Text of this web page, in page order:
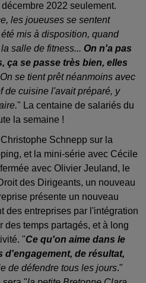
2022 seulement.
les joueuses se sentent
mis à disposition, quand
salle de fitness... On n'a pas
ça se passe très bien, elles
On se tient prêt néanmoins avec
de cuisine l'avait préparé, y
" La centaine de salariés du
la semaine !
Schnepp sur la
et la mini-série avec Cécile
avec Olivier Jeuland, le
des Dirigeants, un nouveau
présente un nouveau
des entreprises par l'intégration
des temps partagés, et à long
"Ce qu'on aime dans le
d'engagement, de résultat,
de défendre tous les jours."